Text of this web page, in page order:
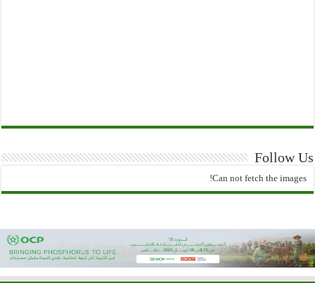
Follow Us
Can not fetch the images!